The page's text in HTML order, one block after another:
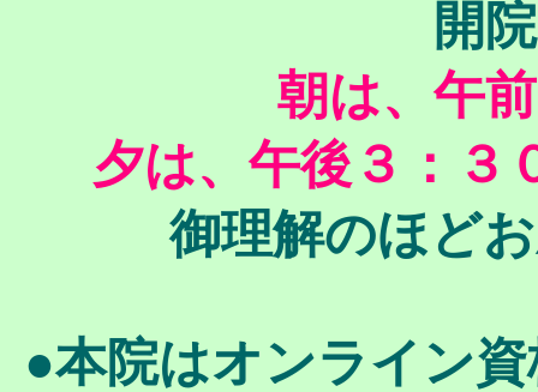
開
朝は、午
夕は、午後３：
御理解のほど
●本院はオンライン